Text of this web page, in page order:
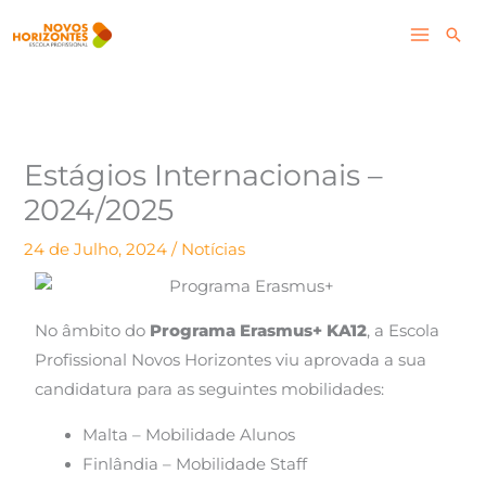
to
Estágios Internacionais –
2024/2025
24 de Julho, 2024/ Notícias
No âmbito do Programa Erasmus+ KA12, a Escola
Profissional Novos Horizontes viu aprovada a sua
candidatura para as seguintes mobilidades:
Malta – Mobilidade Alunos
Finlândia – Mobilidade Staff